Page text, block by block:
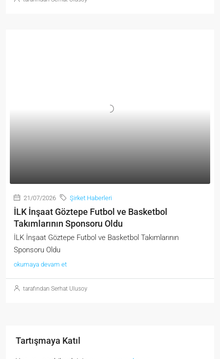
21/07/2026 Şirket Haberleri
İLK İnşaat Göztepe Futbol ve Basketbol
Takımlarının Sponsoru Oldu
İLK İnşaat Göztepe Futbol ve Basketbol Takımlarının
Sponsoru Oldu
okumaya devam et
tarafından Serhat Ulusoy
Tartışmaya Katıl